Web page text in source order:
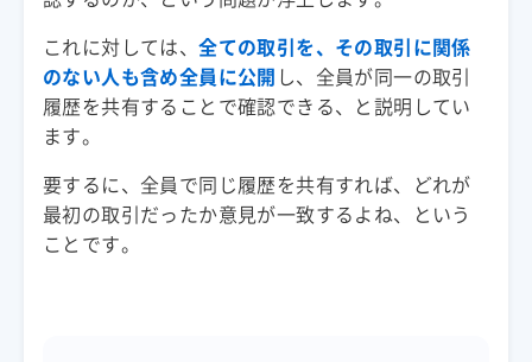
これに対しては、全ての取引を、その取引に関係
のない人も含め全員に公開 し、全員が同一の取引
履歴を共有することで確認できる、と説明してい
要するに、全員で同じ履歴を共有すれば、どれが
最初の取引だったか意見が一致するよね、という
ことです。